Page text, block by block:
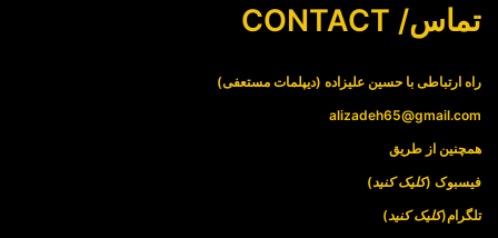
تماس/ CONTACT
راه ارتباطی با حسین علیزاده (دیپلمات مستعفی)
alizadeh65@gmail.com
همچنین از طریق
فیسبوک (کلیک کنید)
تلگرام(کلیک کنید)